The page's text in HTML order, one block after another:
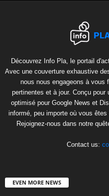
Découvrez Info Pla, le portail
Avec une couverture exhaustive
nous nous engageons à vous
pertinentes et à jour. Conçu
optimisé pour Google News et
informé, peu importe où vous
Rejoignez-nous dans notre
Contact us:
EVEN MORE NEWS